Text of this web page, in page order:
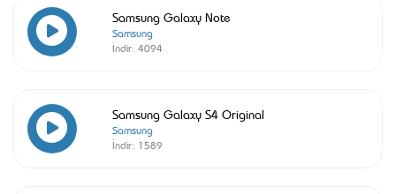
Samsung Galaxy Note
Samsung
İndir: 4094
Samsung Galaxy S4 Original
Samsung
İndir: 1589